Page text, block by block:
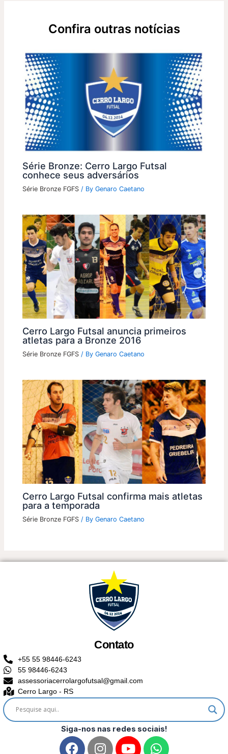
Confira outras notícias
Série Bronze: Cerro Largo Futsal
conhece seus adversários
Série Bronze FGFS / ByGenaro Caetano
Cerro Largo Futsal anuncia primeiros
atletas para a Bronze 2016
Série Bronze FGFS / ByGenaro Caetano
Cerro Largo Futsal confirma mais atletas
para a temporada
Série Bronze FGFS / ByGenaro Caetano
Contato
+55 55 98446-6243
55 98446-6243
assessoriacerrolargofutsal@gmail.com
Cerro Largo - RS
Siga-nos nas redes sociais!
F
I
Y
W